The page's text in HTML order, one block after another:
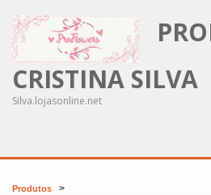
CRISTINA SILVA
Silva.lojasonline.net
Produtos >